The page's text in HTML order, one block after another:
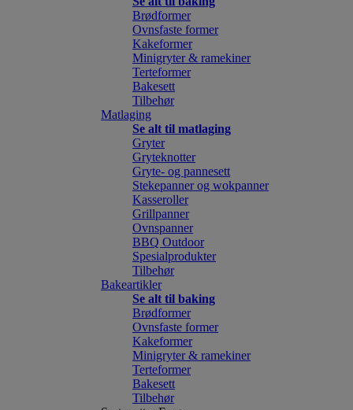
Brødformer
Ovnsfaste former
Kakeformer
Minigryter & ramekiner
Terteformer
Bakesett
Tilbehør
Matlaging
Se alt til matlaging
Gryter
Gryteknotter
Gryte- og pannesett
Stekepanner og wokpanner
Kasseroller
Grillpanner
Ovnspanner
BBQ Outdoor
Spesialprodukter
Tilbehør
Bakeartikler
Se alt til baking
Brødformer
Ovnsfaste former
Kakeformer
Minigryter & ramekiner
Terteformer
Bakesett
Tilbehør